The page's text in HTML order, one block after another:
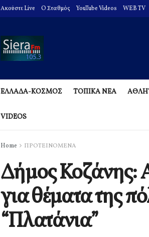
Ακούστε Live O Σταθμός YouTube Videos WEB TV
ΕΛΛΑΔΑ-ΚΟΣΜΟΣ ΤΟΠΙΚΑ ΝΕΑ
VIDEOS
Home ΠΡΟΤΕΙΝΟΜΕΝΑ
Δήμος Κοζάνης:
για θέματα της
“Πλατάνια”